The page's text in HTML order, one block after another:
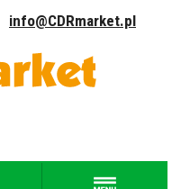
info@CDRmarket.pl